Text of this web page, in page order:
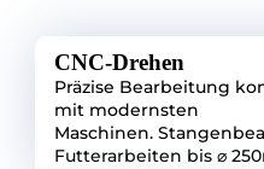
CNC-Drehen
Präzise Bearbeitung
mit modernsten
Maschinen.
Futterarbeiten bis ⌀